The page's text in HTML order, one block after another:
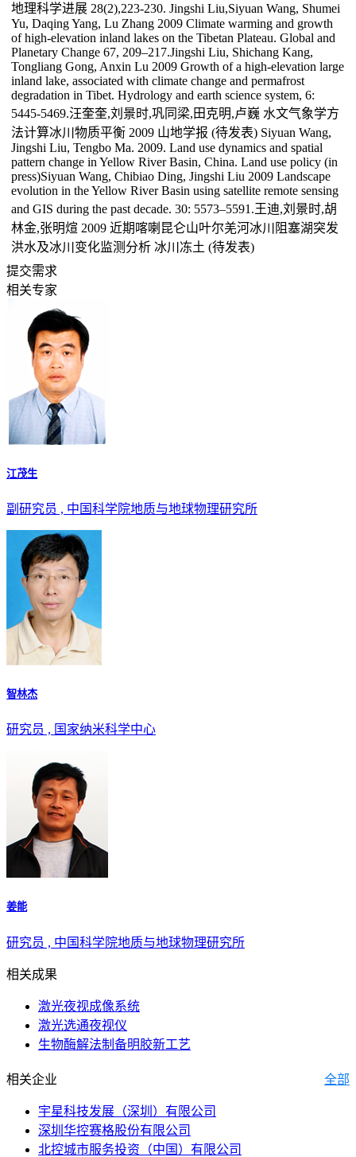
地理科学进展 28(2),223-230. Jingshi Liu,Siyuan Wang, Shumei
Yu, Daqing Yang, Lu Zhang 2009 Climate warming and growth
of high-elevation inland lakes on the Tibetan Plateau. Global and
Planetary Change 67, 209–217.Jingshi Liu, Shichang Kang,
Tongliang Gong, Anxin Lu 2009 Growth of a high-elevation large
inland lake, associated with climate change and permafrost
degradation in Tibet. Hydrology and earth science system, 6:
5445-5469.汪奎奎,刘景时,巩同梁,田克明,卢巍 水文气象学方
法计算冰川物质平衡 2009 山地学报 (待发表) Siyuan Wang,
Jingshi Liu, Tengbo Ma. 2009. Land use dynamics and spatial
pattern change in Yellow River Basin, China. Land use policy (in
press)Siyuan Wang, Chibiao Ding, Jingshi Liu 2009 Landscape
evolution in the Yellow River Basin using satellite remote sensing
and GIS during the past decade. 30: 5573–5591.王迪,刘景时,胡
林金,张明煊 2009 近期喀喇昆仑山叶尔羌河冰川阻塞湖突发
洪水及冰川变化监测分析 冰川冻土 (待发表)
提交需求
相关专家
江茂生
副研究员 , 中国科学院地质与地球物理研究所
智林杰
研究员 , 国家纳米科学中心
姜能
研究员 , 中国科学院地质与地球物理研究所
相关成果
激光夜视成像系统
激光选通夜视仪
生物酶解法制备明胶新工艺
相关企业 全部
宇星科技发展（深圳）有限公司
深圳华控赛格股份有限公司
北控城市服务投资（中国）有限公司